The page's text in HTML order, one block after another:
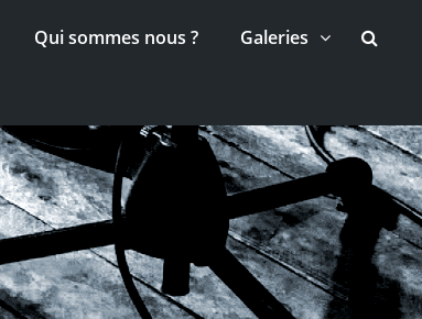
Qui sommes nous ? Galeries